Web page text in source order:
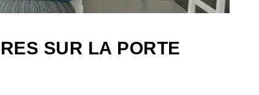
SUR LA PORTE